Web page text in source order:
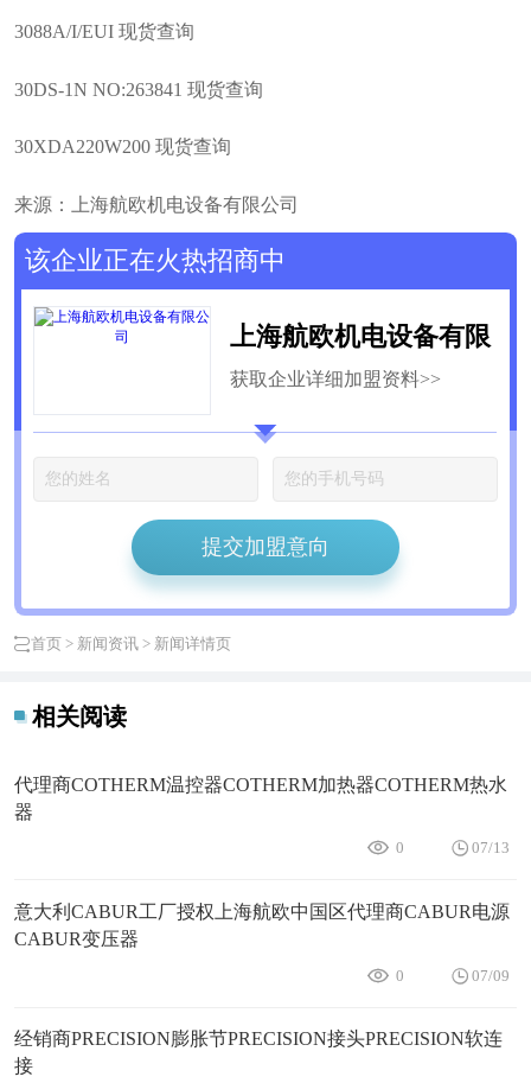
3088A/I/EUI 现货查询
30DS-1N NO:263841 现货查询
30XDA220W200 现货查询
来源：上海航欧机电设备有限公司
该企业正在火热招商中
上海航欧机电设备有限
公司
获取企业详细加盟资料>>
提交加盟意向
首页> 新闻资讯> 新闻详情页
相关阅读
代理商COTHERM温控器COTHERM加热器COTHERM热水
器
0 07/13
意大利CABUR工厂授权上海航欧中国区代理商CABUR电源
CABUR变压器
0 07/09
经销商PRECISION膨胀节PRECISION接头PRECISION软连
接